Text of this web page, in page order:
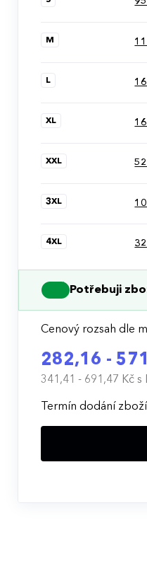
M
L
XL
XXL 52
3XL
4XL 32
Potřebuji
Cenový rozsah dle
282,16 -
341,41 - 691,47 Kčs
Termín dodání